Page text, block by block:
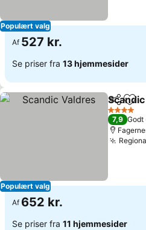
Populært valg
Af 527 kr.
Se priser fra 13 hjemmesider
Populært valg
Del Føj
4 Stjerner
7,9 Godt
Af 652 kr.
Se priser fra 11 hjemmesider